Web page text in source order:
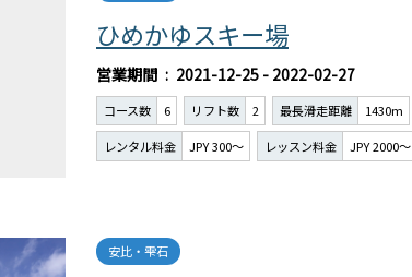
ひめかゆスキー場
営業期間 2021-12-25 - 2022-02-27
コース数 6 リフト数 2 最長滑走距離 1430m
レンタル料金 JPY 300～ レッスン料金 JPY 2000～
安比・雫石